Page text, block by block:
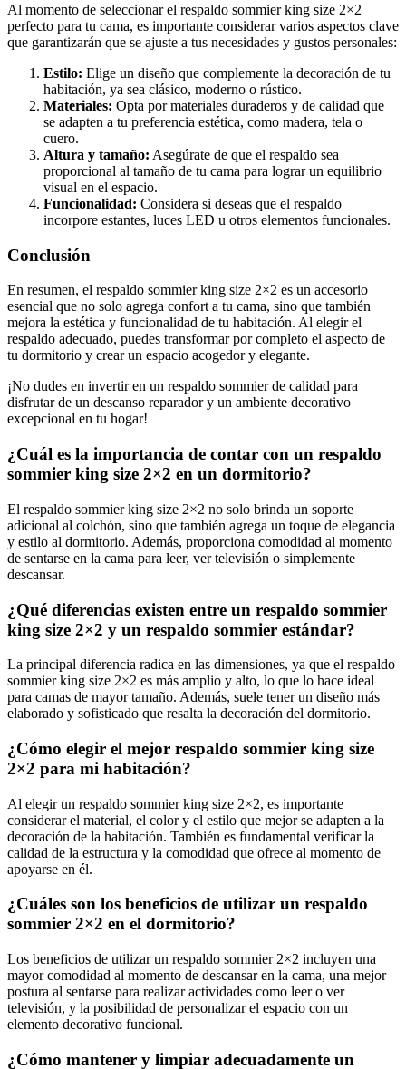
Al momento de seleccionar el respaldo sommier king size 2×2
perfecto para tu cama, es importante considerar varios aspectos clave
que garantizarán que se ajuste a tus necesidades y gustos personales:
Estilo: Elige un diseño que complemente la decoración de tu
habitación, ya sea clásico, moderno o rústico.
Materiales: Opta por materiales duraderos y de calidad que
se adapten a tu preferencia estética, como madera, tela o
cuero.
Altura y tamaño: Asegúrate de que el respaldo sea
proporcional al tamaño de tu cama para lograr un equilibrio
visual en el espacio.
Funcionalidad: Considera si deseas que el respaldo
incorpore estantes, luces LED u otros elementos funcionales.
Conclusión
En resumen, el respaldo sommier king size 2×2 es un accesorio
esencial que no solo agrega confort a tu cama, sino que también
mejora la estética y funcionalidad de tu habitación. Al elegir el
respaldo adecuado, puedes transformar por completo el aspecto de
tu dormitorio y crear un espacio acogedor y elegante.
¡No dudes en invertir en un respaldo sommier de calidad para
disfrutar de un descanso reparador y un ambiente decorativo
excepcional en tu hogar!
¿Cuál es la importancia de contar con un respaldo
sommier king size 2×2 en un dormitorio?
El respaldo sommier king size 2×2 no solo brinda un soporte
adicional al colchón, sino que también agrega un toque de elegancia
y estilo al dormitorio. Además, proporciona comodidad al momento
de sentarse en la cama para leer, ver televisión o simplemente
descansar.
¿Qué diferencias existen entre un respaldo sommier
king size 2×2 y un respaldo sommier estándar?
La principal diferencia radica en las dimensiones, ya que el respaldo
sommier king size 2×2 es más amplio y alto, lo que lo hace ideal
para camas de mayor tamaño. Además, suele tener un diseño más
elaborado y sofisticado que resalta la decoración del dormitorio.
¿Cómo elegir el mejor respaldo sommier king size
2×2 para mi habitación?
Al elegir un respaldo sommier king size 2×2, es importante
considerar el material, el color y el estilo que mejor se adapten a la
decoración de la habitación. También es fundamental verificar la
calidad de la estructura y la comodidad que ofrece al momento de
apoyarse en él.
¿Cuáles son los beneficios de utilizar un respaldo
sommier 2×2 en el dormitorio?
Los beneficios de utilizar un respaldo sommier 2×2 incluyen una
mayor comodidad al momento de descansar en la cama, una mejor
postura al sentarse para realizar actividades como leer o ver
televisión, y la posibilidad de personalizar el espacio con un
elemento decorativo funcional.
¿Cómo mantener y limpiar adecuadamente un